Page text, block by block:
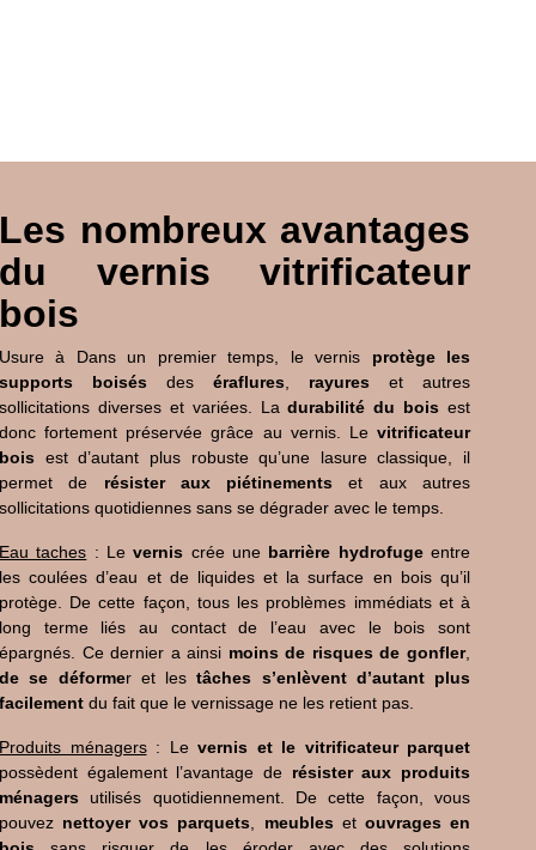
Les nombreux avantages
du vernis vitrificateur
bois
Usureà Dans un premier temps, le vernis protège les
supports boisés des éraflures rayures et autres
sollicitations diverses et variées. Ladurabilité du bois est
donc fortement préservée grâce au vernis. Le vitrificateur
bois est d’autant plus robuste qu’une lasure classique, il
permet de résister aux piétinements et aux autres
sollicitations quotidiennes sans se dégrader avec le temps.
Eau taches : Levernis crée une barrière hydrofugeentre
les coulées d’eau et de liquides et la surface en bois qu’il
protège. De cette façon, tous les problèmes immédiats et à
long terme liés au contact de l’eau avec le bois sont
épargnés. Ce dernier a ainsi moins de risques de gonfler,
de se déformer et lestâches s’enlèvent d’autant plus
facilement du fait que le vernissage ne les retient pas.
Produits ménagers: Le vernis et le vitrificateur parquet
possèdent également l’avantage de résister aux produits
ménagers utilisés quotidiennement. De cette façon, vous
pouvez nettoyer vos parquets meubleset ouvrages en